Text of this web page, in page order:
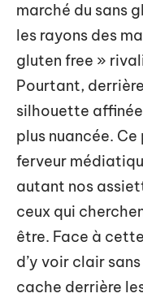
marché du sans
les rayons des
gluten free »
Pourtant,
silhouette
plus nuancée.
ferveur
autant nos
ceux qui
être. Face à
d’y voir clair
cache derrière